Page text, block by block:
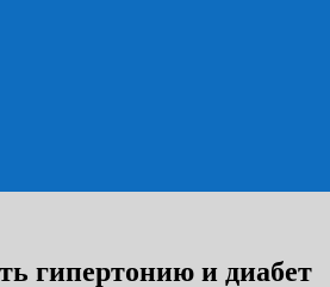
гипертонию и диабет